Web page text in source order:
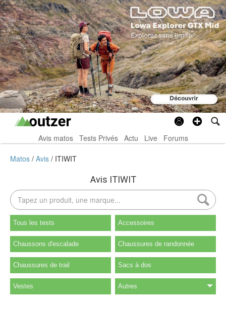
Avis matos Tests Privés Actu Live Forums
Matos Avis ITIWIT
Avis ITIWIT
Tous les tests Accessoires
Chaussons d'escalade Chaussures de randonnée
Chaussures de trail Sacs à dos
Vestes Autres